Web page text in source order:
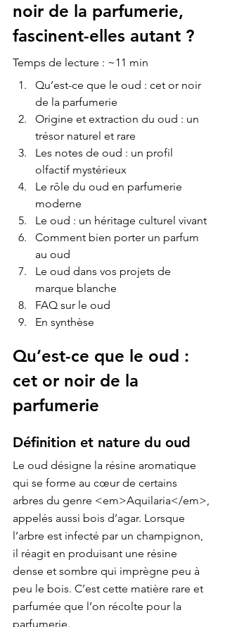
noir de la parfumerie,
fascinent-elles autant ?
Temps de lecture : ~11 min
Qu’est-ce que le oud : cet or noir
de la parfumerie
Origine et extraction du oud : un
trésor naturel et rare
Les notes de oud : un profil
olfactif mystérieux
Le rôle du oud en parfumerie
moderne
Le oud : un héritage culturel vivant
Comment bien porter un parfum
au oud
Le oud dans vos projets de
marque blanche
FAQ sur le oud
En synthèse
Qu’est-ce que le oud :
cet or noir de la
parfumerie
Définition et nature du oud
Le oud désigne la résine aromatique
qui se forme au cœur de certains
arbres du genre <em>Aquilaria</em>,
appelés aussi bois d’agar. Lorsque
l’arbre est infecté par un champignon,
il réagit en produisant une résine
dense et sombre qui imprègne peu à
peu le bois. C’est cette matière rare et
parfumée que l’on récolte pour la
parfumerie.